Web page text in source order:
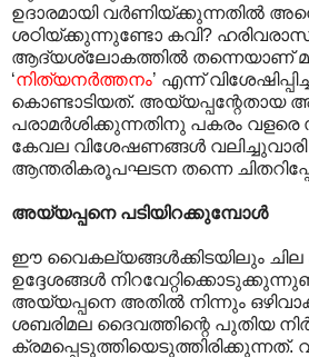
ഉദാരമായി വർണിയ്ക്കുന്നതിൽ
ശഠിയ്ക്കുന്നുണ്ടോ കവി?
ആദ്യശ്ലോകത്തിൽ തന്നെയാണ്
‘നിത്യനർത്തനം’ എന്ന്
കൊണ്ടാടിയത്. അയ്യപ്പന്റേതായ
പരാമർശിക്കുന്നതിനു പകരം
കേവല വിശേഷണങ്ങൾ വലിച്ചുവാരി
ആന്തരികരൂപഘടന തന്നെ
അയ്യപ്പനെ പടിയിറക്കുമ്പോൾ
ഈ വൈകല്യങ്ങൾക്കിടയിലും
ഉദ്ദേശങ്ങൾ
അയ്യപ്പനെ അതിൽ നിന്നും
ശബരിമല ദൈവത്തിന്റെ പുതിയ
ക്രമപ്പെടുത്തിയെടുത്തിരിക്കുന്നത്.